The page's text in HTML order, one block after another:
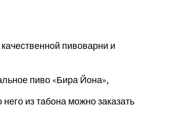
пивоварни и
пиво «Бира Йона»,
из табона можно заказать